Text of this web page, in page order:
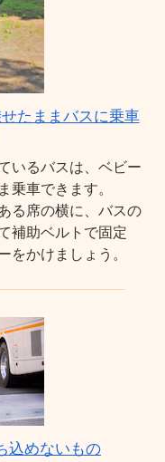
たままバスに乗車
いるバスは、ベビー
乗車できます。
る席の横に、バスの
補助ベルトで固定
をかけましょう。
込めないもの